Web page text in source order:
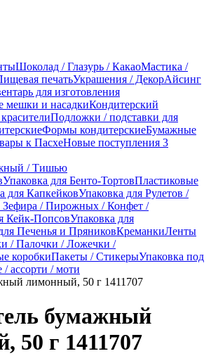
Шоколад / Глазурь / КакаоМастика /
печатьУкрашения / ДекорАйсинг
для изготовления
мешки и насадкиКондитерский
Подложки / подставки для
Формы кондитерскиеБумажные
к ПасхеНовые поступления 3
/ Тишью
Упаковка для Бенто-ТортовПластиковые
для КапкейковУпаковка для Рулетов /
Зефира / Пирожных / Конфет /
Кейк-ПопсовУпаковка для
Печенья и ПряниковКреманкиЛенты
/ Палочки / Ложечки /
коробкиПакеты / СтикерыУпаковка под
ассорти / моти
лимонный, 50 г 1411707
бумажный
50 г 1411707